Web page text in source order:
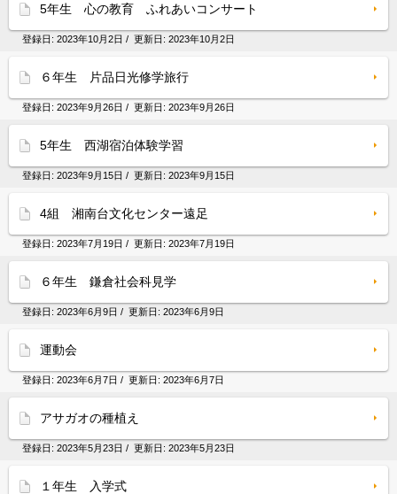
5年生 心の教育 ふれあいコンサート
登録日: 2023年10月2日 / 更新日: 2023年10月2日
６年生 片品日光修学旅行
登録日: 2023年9月26日 / 更新日: 2023年9月26日
5年生 西湖宿泊体験学習
登録日: 2023年9月15日 / 更新日: 2023年9月15日
4組 湘南台文化センター遠足
登録日: 2023年7月19日 / 更新日: 2023年7月19日
６年生 鎌倉社会科見学
登録日: 2023年6月9日 / 更新日: 2023年6月9日
運動会
登録日: 2023年6月7日 / 更新日: 2023年6月7日
アサガオの種植え
登録日: 2023年5月23日 / 更新日: 2023年5月23日
１年生 入学式